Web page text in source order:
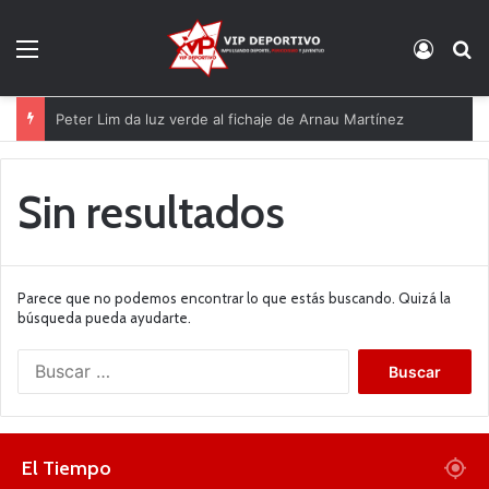
Peter Lim da luz verde al fichaje de Arnau Martínez
Sin resultados
Parece que no podemos encontrar lo que estás buscando. Quizá la
búsqueda pueda ayudarte.
El Tiempo